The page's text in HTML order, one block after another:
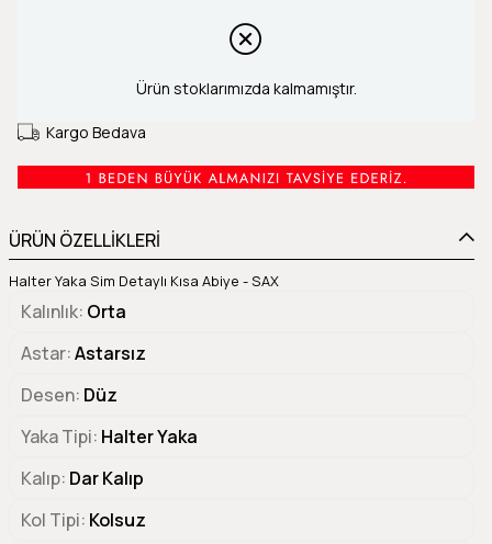
Ürün stoklarımızda kalmamıştır.
Kargo Bedava
ÜRÜN ÖZELLİKLERİ
Halter Yaka Sim Detaylı Kısa Abiye - SAX
Kalınlık Orta
Astar Astarsız
Desen Düz
Yaka Tipi Halter Yaka
Kalıp Dar Kalıp
Kol Tipi Kolsuz